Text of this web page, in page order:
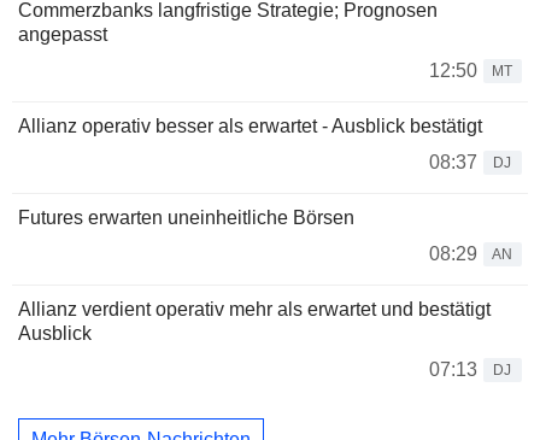
Commerzbanks langfristige Strategie; Prognosen
angepasst
12:50
MT
Allianz operativ besser als erwartet - Ausblick bestätigt
08:37
DJ
Futures erwarten uneinheitliche Börsen
08:29
AN
Allianz verdient operativ mehr als erwartet und bestätigt
Ausblick
07:13
DJ